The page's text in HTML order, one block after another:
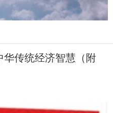
华传统经济智慧（附